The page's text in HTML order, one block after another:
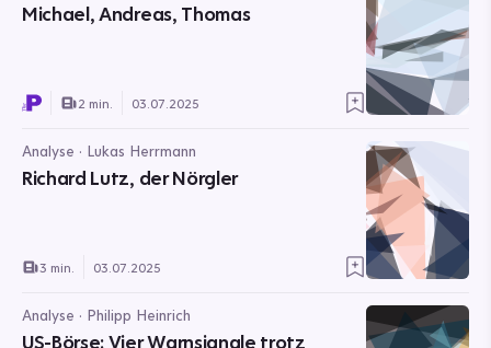
Michael, Andreas, Thomas
2 min. 03.07.2025
Analyse · Lukas Herrmann
Richard Lutz, der Nörgler
3 min. 03.07.2025
Analyse · Philipp Heinrich
US-Börse: Vier Warnsignale trotz